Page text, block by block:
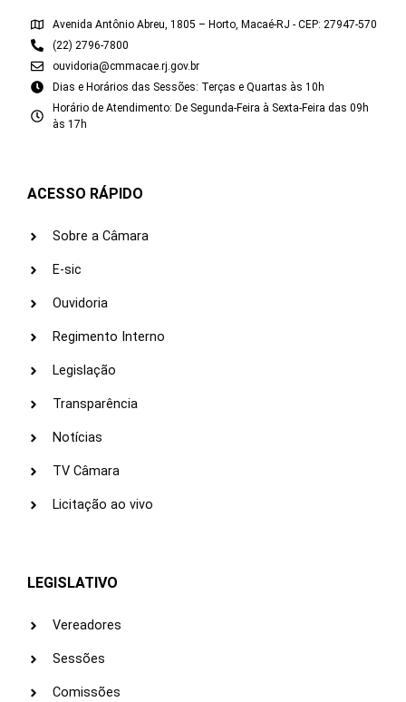
Avenida Antônio Abreu, 1805 – Horto, Macaé-RJ - CEP: 27947-570
(22) 2796-7800
ouvidoria@cmmacae.rj.gov.br
Dias e Horários das Sessões: Terças e Quartas às 10h
Horário de Atendimento: De Segunda-Feira à Sexta-Feira das 09h
às 17h
ACESSO RÁPIDO
Sobre a Câmara
E-sic
Ouvidoria
Regimento Interno
Legislação
Transparência
Notícias
TV Câmara
Licitação ao vivo
LEGISLATIVO
Vereadores
Sessões
Comissões